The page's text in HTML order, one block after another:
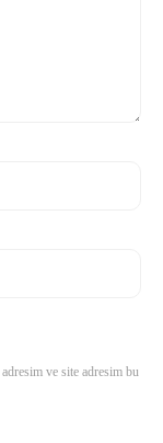
ve site adresim bu